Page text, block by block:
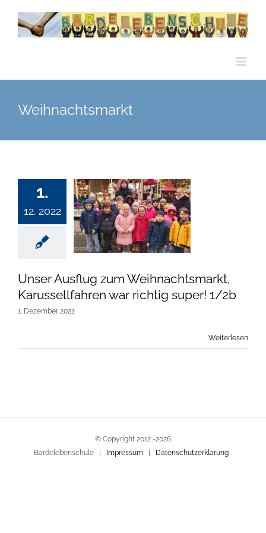
Zum
Inhalt
Weihnachtsmarkt
1.
12. 2022
Unser Ausflug
zum
Weihnachtsmarkt,
Karussellfahren
war richtig
Unser Ausflug zum Weihnachtsmarkt,
Karussellfahren war richtig super! 1/2b
1. Dezember 2022
Weiterlesen
© Copyright 2012 -2026
Bardelebenschule | Impressum | Datenschutzerklärung